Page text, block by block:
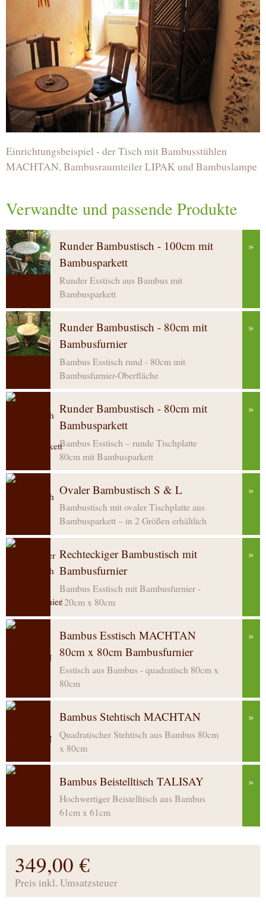
Einrichtungsbeispiel - der Tisch mit Bambusstühlen
MACHTAN, Bambusraumteiler LIPAK und Bambuslampe
Verwandte und passende Produkte
Runder Bambustisch - 100cm mit
Bambusparkett
Runder Esstisch aus Bambus mit
Bambusparkett
»
Runder Bambustisch - 80cm mit
Bambusfurnier
Bambus Esstisch rund - 80cm mit
Bambusfurnier-Oberfläche
»
Runder Bambustisch - 80cm mit
Bambusparkett
Bambus Esstisch – runde Tischplatte
80cm mit Bambusparkett
»
Ovaler Bambustisch S & L
Bambustisch mit ovaler Tischplatte aus
Bambusparkett – in 2 Größen erhältlich
»
Rechteckiger Bambustisch mit
Bambusfurnier
Bambus Esstisch mit Bambusfurnier -
120cm x 80cm
»
Bambus Esstisch MACHTAN
80cm x 80cm Bambusfurnier
Esstisch aus Bambus - quadratisch 80cm x
80cm
»
Bambus Stehtisch MACHTAN
Quadratischer Stehtisch aus Bambus 80cm
x 80cm
»
Bambus Beistelltisch TALISAY
Hochwertiger Beistelltisch aus Bambus
61cm x 61cm
»
349,00 €
Preis inkl. Umsatzsteuer